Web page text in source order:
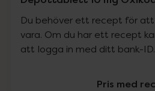
Du behöver ett recept för att
vara. Om du har ett recept
att logga in med ditt bank-ID.
Pris med